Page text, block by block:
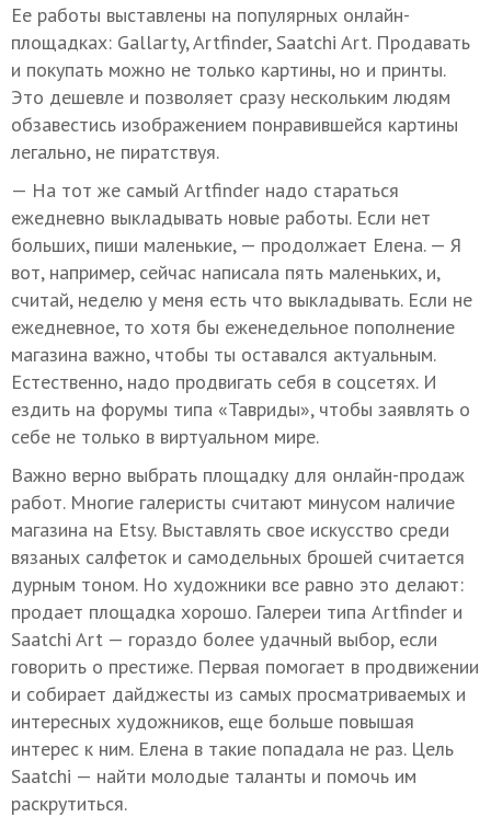
Ее работы выставлены на популярных онлайн-
площадках: Gallarty, Artfinder, Saatchi Art. Продавать
и покупать можно не только картины, но и принты.
Это дешевле и позволяет сразу нескольким людям
обзавестись изображением понравившейся картины
легально, не пиратствуя.
— На тот же самый Artfinder надо стараться
ежедневно выкладывать новые работы. Если нет
больших, пиши маленькие, — продолжает Елена. — Я
вот, например, сейчас написала пять маленьких, и,
считай, неделю у меня есть что выкладывать. Если не
ежедневное, то хотя бы еженедельное пополнение
магазина важно, чтобы ты оставался актуальным.
Естественно, надо продвигать себя в соцсетях. И
ездить на форумы типа «Тавриды», чтобы заявлять о
себе не только в виртуальном мире.
Важно верно выбрать площадку для онлайн-продаж
работ. Многие галеристы считают минусом наличие
магазина на Etsy. Выставлять свое искусство среди
вязаных салфеток и самодельных брошей считается
дурным тоном. Но художники все равно это делают:
продает площадка хорошо. Галереи типа Artfinder и
Saatchi Art — гораздо более удачный выбор, если
говорить о престиже. Первая помогает в продвижении
и собирает дайджесты из самых просматриваемых и
интересных художников, еще больше повышая
интерес к ним. Елена в такие попадала не раз. Цель
Saatchi — найти молодые таланты и помочь им
раскрутиться.